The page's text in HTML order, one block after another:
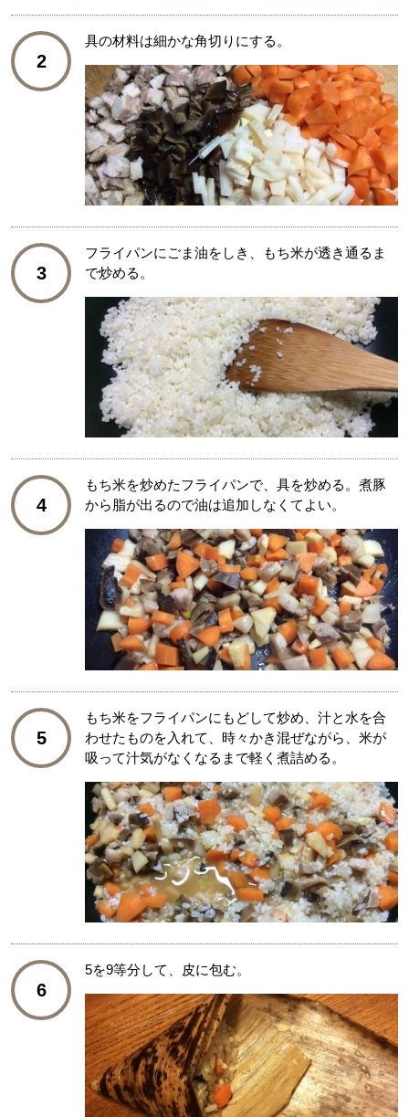
2
具の材料は細かな角切りにする。
3
フライパンにごま油をしき、もち米が透き通るま
で炒める。
4
もち米を炒めたフライパンで、具を炒める。煮豚
から脂が出るので油は追加しなくてよい。
5
もち米をフライパンにもどして炒め、汁と水を合
わせたものを入れて、時々かき混ぜながら、米が
吸って汁気がなくなるまで軽く煮詰める。
6
5を9等分して、皮に包む。